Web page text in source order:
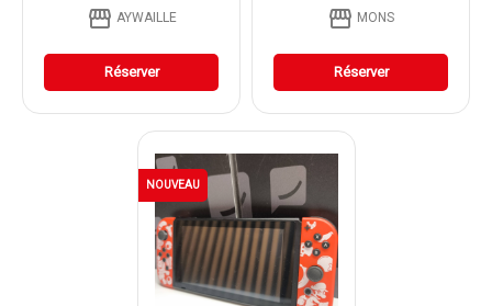
storefront AYWAILLE
Réserver
storefront MONS
Réserver
NOUVEAU